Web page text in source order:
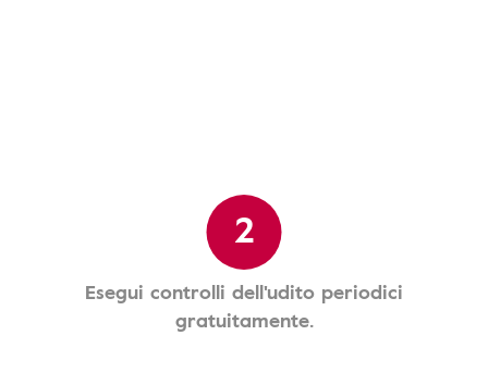
2
Esegui controlli dell'udito periodici
gratuitamente.